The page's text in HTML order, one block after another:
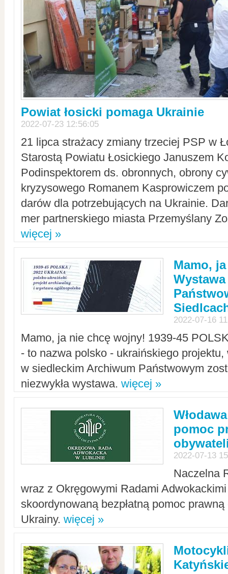
Powiat łosicki pomaga Ukrainie
2022-07-23 12:56:05
21 lipca strażacy zmiany trzeciej PSP w
Starostą Powiatu Łosickiego Januszem
Podinspektorem ds. obronnych, obrony
kryzysowego Romanem Kasprowiczem
darów dla potrzebujących na Ukrainie.
mer partnerskiego miasta Przemyślany
więcej »
Mamo,
2022-07-16
Mamo, ja nie chcę wojny! 1939-45
- to nazwa polsko - ukraińskiego
w siedleckim Archiwum Państwowym
niezwykła wystawa. więcej »
pomoc
2022-07-13
Naczelna
wraz z Okręgowymi Radami Adwokackimi
skoordynowaną bezpłatną pomoc
Ukrainy. więcej »